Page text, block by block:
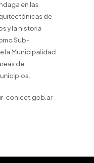
en las
de
y la historia
Sub-
la Municipalidad
de
conicet.gob.ar